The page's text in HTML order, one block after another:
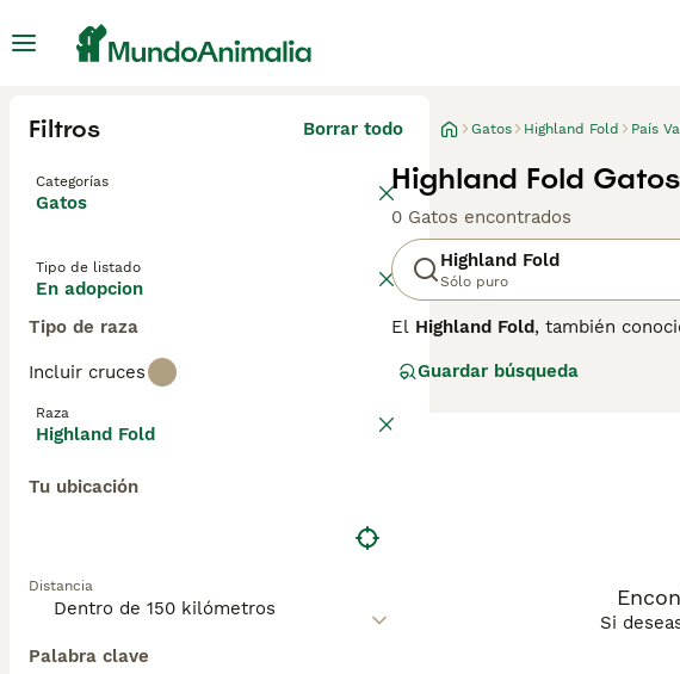
Filtros Borrar todo
Categorías
Gatos
Tipo de listado
En adopcion
Tipo de raza
Incluir cruces
Raza
Highland Fold
Tu ubicación
Distancia
Palabra clave
Gatos Highland Fold País
Highland Fold
0 Gatos encontrados
Highland Fold
Sólo puro
El Highland Fold, también
cartílago, y su pelaje largo,
cariñoso y tranquilo, perfecto
destacar que la mutación
enfermedad degenerativa que
que eviten el cruzamiento
único y su carácter afectuoso,
Guardar búsqueda
Si